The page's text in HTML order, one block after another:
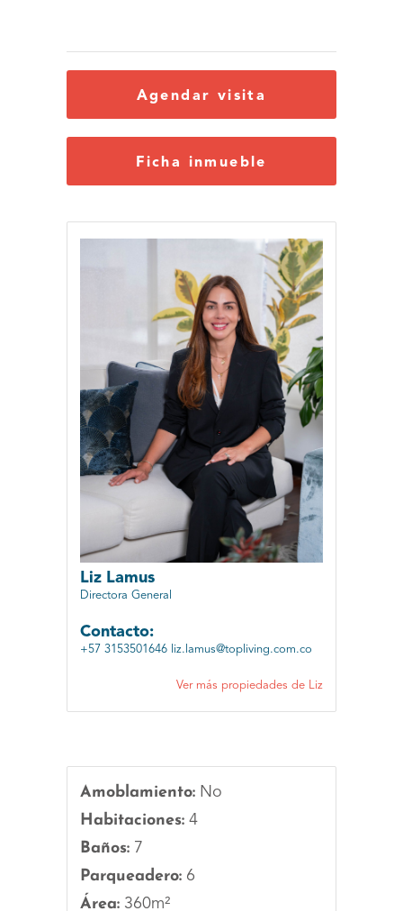
Agendar visita
Ficha inmueble
Liz Lamus
Directora General
Contacto:
+57 3153501646 liz.lamus@topliving.com.co
Ver más propiedades de Liz
Amoblamiento: No
Habitaciones: 4
Baños: 7
Parqueadero: 6
Área: 360m²